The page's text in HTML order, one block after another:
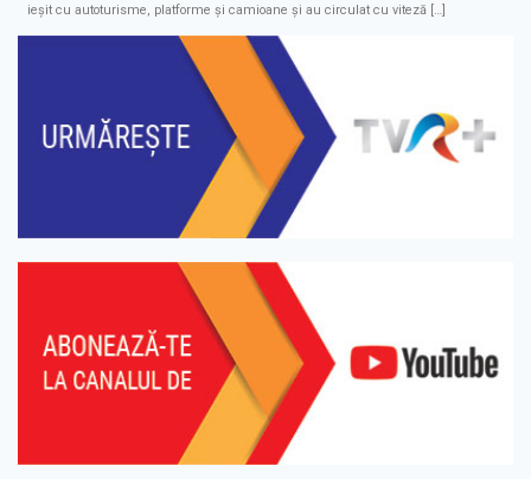
ieșit cu autoturisme, platforme și camioane și au circulat cu viteză […]